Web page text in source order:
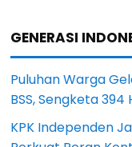
GENERASI
Puluhan Warga
BSS, Sengketa
KPK Independen